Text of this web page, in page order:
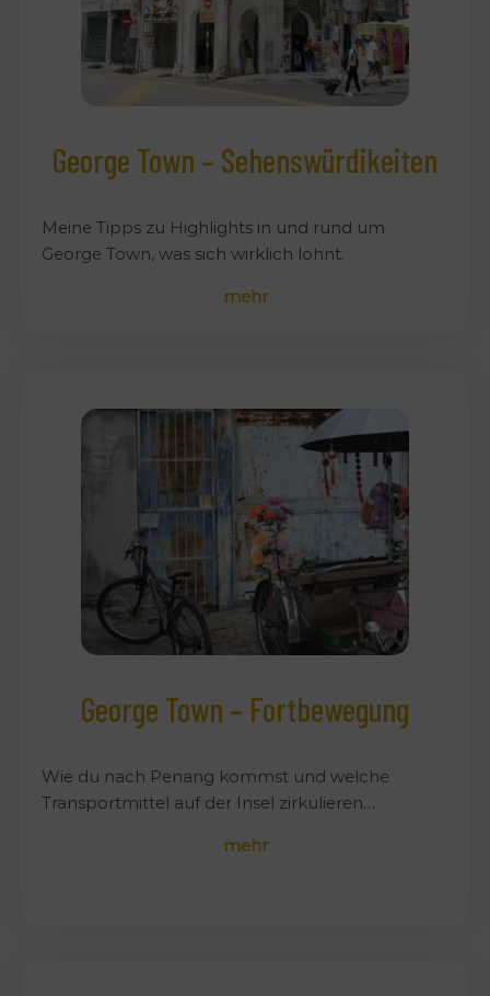
George Town – Sehenswürdikeiten
Meine Tipps zu Highlights in und rund um
George Town, was sich wirklich lohnt.
mehr
George Town – Fortbewegung
Wie du nach Penang kommst und welche
Transportmittel auf der Insel zirkulieren…
mehr